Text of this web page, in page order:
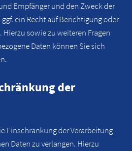
Empfänger und den Zweck der
ein Recht auf Berichtigung oder
Hierzu sowie zu weiteren Fragen
Daten können Sie sich
der
Einschränkung der Verarbeitung
Daten zu verlangen. Hierzu